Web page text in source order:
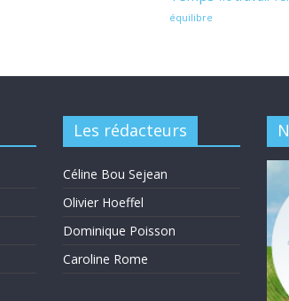
équilibre
Les rédacteurs
Céline Bou Sejean
Olivier Hoeffel
Dominique Poisson
Caroline Rome